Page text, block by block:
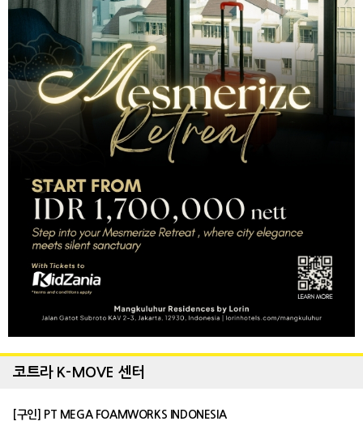
코트라 K-MOVE 센터
[구인] PT MEGA FOAMWORKS INDONESIA